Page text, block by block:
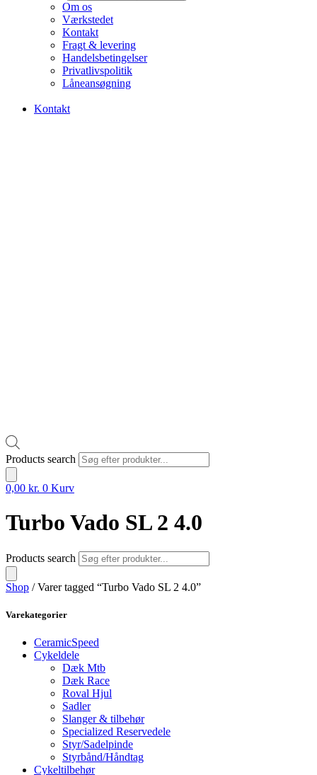
Om os
Værkstedet
Kontakt
Fragt & levering
Handelsbetingelser
Privatlivspolitik
Låneansøgning
Kontakt
Products search
0,00 kr. 0 Kurv
Turbo Vado SL 2 4.0
Products search
Shop / Varer tagged “Turbo Vado SL 2 4.0”
Varekategorier
CeramicSpeed
Cykeldele
Dæk Mtb
Dæk Race
Roval Hjul
Sadler
Slanger & tilbehør
Specialized Reservedele
Styr/Sadelpinde
Styrbånd/Håndtag
Cykeltilbehør